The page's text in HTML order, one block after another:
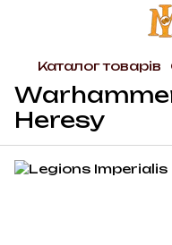
Каталог товарів
Heresy